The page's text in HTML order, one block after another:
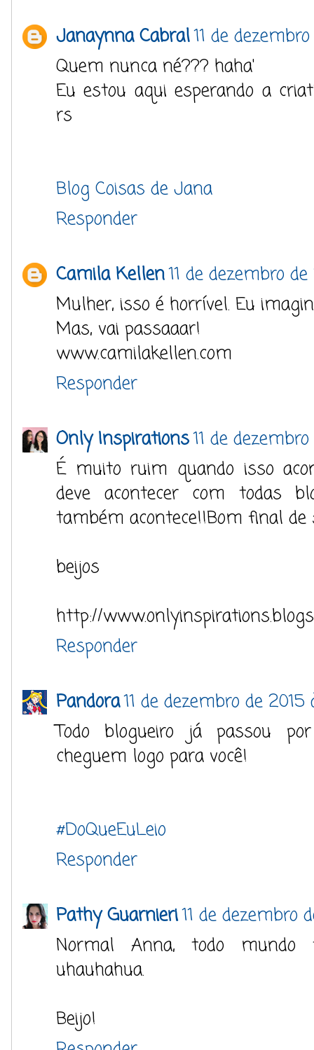
Janaynna Cabral11 de
Quem nunca né??? haha'
Eu estou aqui esperando a
rs
Blog Coisas de Jana
Responder
Camila Kellen11 de dezembro de
Mulher, isso é horrível. Eu
Mas, vai passaaar!
www.camilakellen.com
Responder
Only Inspirations11 de
É muito ruim quando isso
deve acontecer com todas
também acontece!!Bom final de
beijos
http://
Responder
Pandora11 de dezembro de 2015
Todo blogueiro já passou
cheguem logo para você!
#DoQueEuLeio
Responder
Pathy Guarnieri11 de dezembro
Normal Anna, todo mundo
uhauhahua.
Beijo!